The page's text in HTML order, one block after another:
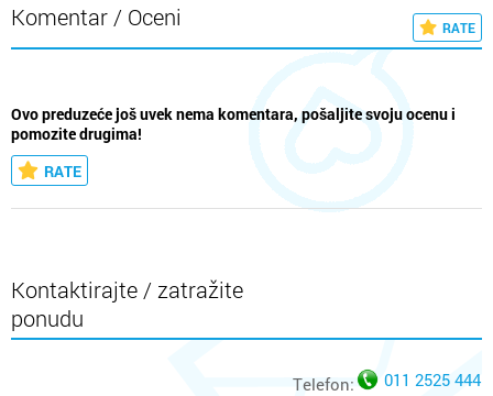
Komentar / Oceni RATE
Ovo preduzeće još uvek nema komentara, pošaljite svoju ocenu i
pomozite drugima!
RATE
Kontaktirajte / zatražite
ponudu
Telefon: 011 2525 444